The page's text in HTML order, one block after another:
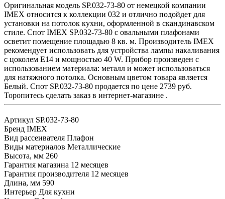
Оригинальная модель SP.032-73-80 от немецкой компании
IMEX относится к коллекции 032 и отлично подойдет для
установки на потолок кухни, оформленной в скандинавском
стиле. Спот IMEX SP.032-73-80 с овальными плафонами
осветит помещение площадью 8 кв. м. Производитель IMEX
рекомендует использовать для устройства лампы накаливания
с цоколем E14 и мощностью 40 W. Прибор произведен с
использованием материала: металл и может использоваться
для натяжного потолка. Основным цветом товара является
Белый. Спот SP.032-73-80 продается по цене 2739 руб.
Торопитесь сделать заказ в интернет-магазине .
Артикул SP.032-73-80
Бренд IMEX
Вид рассеивателя Плафон
Виды материалов Металлические
Высота, мм 260
Гарантия магазина 12 месяцев
Гарантия производителя 12 месяцев
Длина, мм 590
Интерьер Для кухни